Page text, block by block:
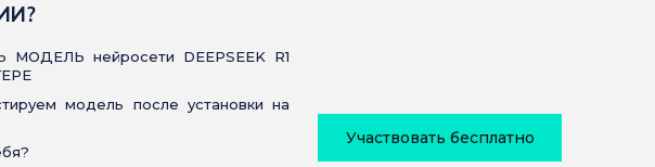
нейросети DEEPSEEK R1
модель после установки на
Участвовать бесплатно